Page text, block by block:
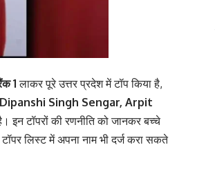
1लाकर पूरे उत्तर प्रदेश में टॉप किया है,
Singh Sengar, Arpit
टॉपरों की रणनीति को जानकर बच्चे
लिस्ट में अपना नाम भी दर्ज करा सकते